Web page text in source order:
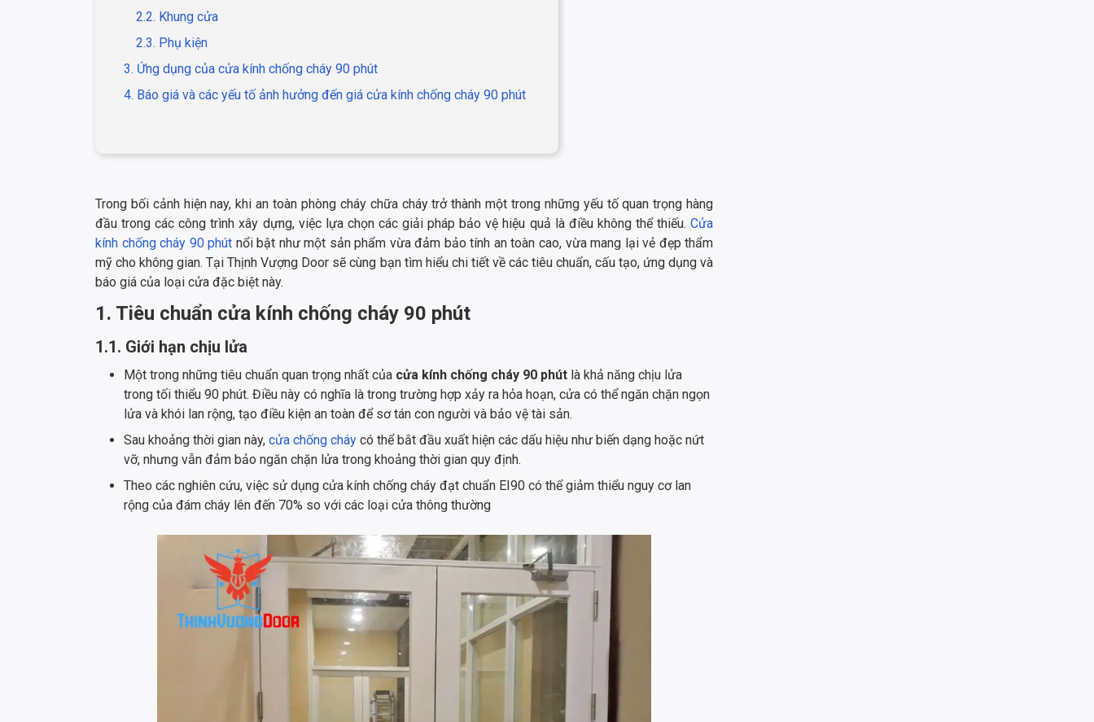
2.2. Khung cửa
2.3. Phụ kiện
3. Ứng dụng của cửa kính chống cháy 90 phút
4. Báo giá và các yếu tố ảnh hưởng đến giá cửa kính chống cháy 90 phút
Trong bối cảnh hiện nay, khi an toàn phòng cháy chữa cháy trở thành một trong những yếu tố quan trọng hàng
đầu trong các công trình xây dựng, việc lựa chọn các giải pháp bảo vệ hiệu quả là điều không thể thiếu.Cửa
kính chống cháy 90 phút nổi bật như một sản phẩm vừa đảm bảo tính an toàn cao, vừa mang lại vẻ đẹp thẩm
mỹ cho không gian. Tại Thịnh Vượng Door sẽ cùng bạn tìm hiểu chi tiết về các tiêu chuẩn, cấu tạo, ứng dụng và
báo giá của loại cửa đặc biệt này.
1. Tiêu chuẩn cửa kính chống cháy 90 phút
1.1. Giới hạn chịu lửa
Một trong những tiêu chuẩn quan trọng nhất của cửa kính chống cháy 90 phút là khả năng chịu lửa
trong tối thiểu 90 phút. Điều này có nghĩa là trong trường hợp xảy ra hỏa hoạn, cửa có thể ngăn chặn ngọn
lửa và khói lan rộng, tạo điều kiện an toàn để sơ tán con người và bảo vệ tài sản.
Sau khoảng thời gian này, cửa chống cháy có thể bắt đầu xuất hiện các dấu hiệu như biến dạng hoặc nứt
vỡ, nhưng vẫn đảm bảo ngăn chặn lửa trong khoảng thời gian quy định.
Theo các nghiên cứu, việc sử dụng cửa kính chống cháy đạt chuẩn EI90 có thể giảm thiểu nguy cơ lan
rộng của đám cháy lên đến 70% so với các loại cửa thông thường